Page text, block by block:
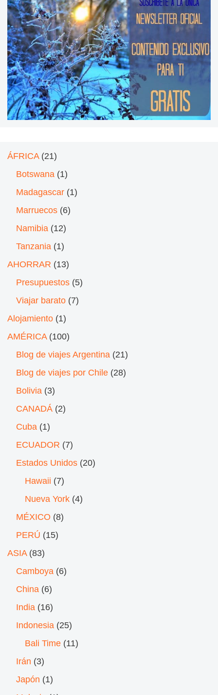
ÁFRICA(21)
Botswana (1)
Madagascar (1)
Marruecos (6)
Namibia (12)
Tanzania (1)
AHORRAR (13)
Presupuestos (5)
Viajar barato (7)
Alojamiento (1)
AMÉRICA(100)
Blog de viajes Argentina (21)
Blog de viajes por Chile (28)
Bolivia (3)
CANADÁ (2)
Cuba (1)
ECUADOR (7)
Estados Unidos (20)
Hawaii (7)
Nueva York (4)
MÉXICO (8)
PERÚ (15)
ASIA(83)
Camboya (6)
China (6)
India (16)
Indonesia (25)
Bali Time (11)
Irán (3)
Japón (1)